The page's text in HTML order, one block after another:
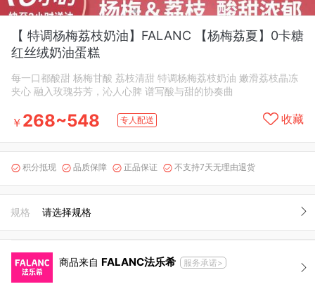
【 特调杨梅荔枝奶油】FALANC 【杨梅荔夏】0卡糖
红丝绒奶油蛋糕
每一口都酸甜 杨梅甘酸 荔枝清甜 特调杨梅荔枝奶油 嫩滑荔枝晶冻
夹心 融入玫瑰芬芳，沁人心脾 谱写酸与甜的协奏曲
￥ 268~548 专人配送 收藏
 积分抵现  品质保障  正品保证  不支持7天无理由退货
规格 请选择规格
商品来自 FALANC法乐希 服务承诺>